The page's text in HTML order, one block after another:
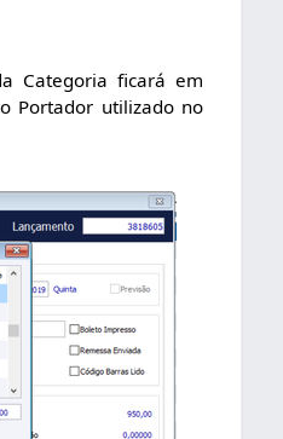
Categoria ficará em
Portador utilizado no